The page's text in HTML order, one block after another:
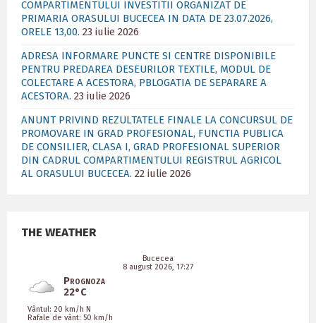
COMPARTIMENTULUI INVESTITII ORGANIZAT DE
PRIMARIA ORASULUI BUCECEA IN DATA DE 23.07.2026,
ORELE 13,00. 23 iulie 2026
ADRESA INFORMARE PUNCTE SI CENTRE DISPONIBILE
PENTRU PREDAREA DESEURILOR TEXTILE, MODUL DE
COLECTARE A ACESTORA, PBLOGATIA DE SEPARARE A
ACESTORA. 23 iulie 2026
ANUNT PRIVIND REZULTATELE FINALE LA CONCURSUL DE
PROMOVARE IN GRAD PROFESIONAL, FUNCTIA PUBLICA
DE CONSILIER, CLASA I, GRAD PROFESIONAL SUPERIOR
DIN CADRUL COMPARTIMENTULUI REGISTRUL AGRICOL
AL ORASULUI BUCECEA. 22 iulie 2026
THE WEATHER
Bucecea
8 august 2026, 17:27
Prognoza
22°C
Vântul: 20 km/h N
Rafale de vânt: 50 km/h